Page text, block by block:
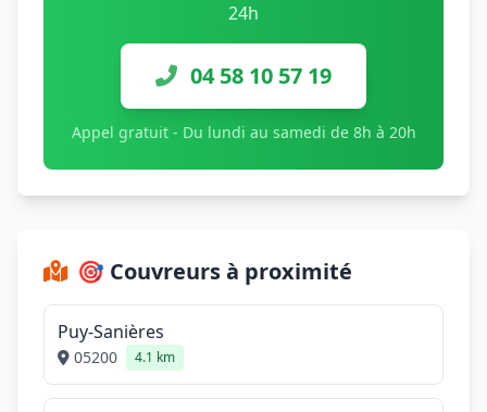
24h
04 58 10 57 19
Appel gratuit - Du lundi au samedi de 8h à 20h
🎯 Couvreurs à proximité
Puy-Sanières
05200 4.1 km